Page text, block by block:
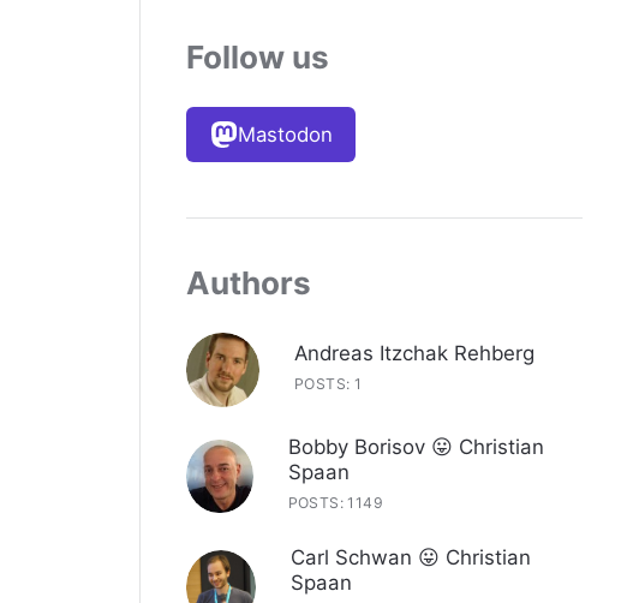
Follow us
Mastodon
Authors
Andreas Itzchak Rehberg
POSTS: 1
Bobby Borisov 😛 Christian
Spaan
POSTS: 1149
Carl Schwan 😛 Christian
Spaan